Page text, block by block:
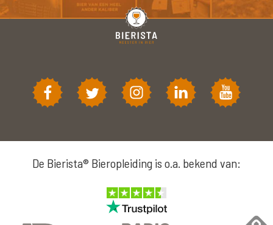
De Bierista® Bieropleiding is o.a. bekend van: